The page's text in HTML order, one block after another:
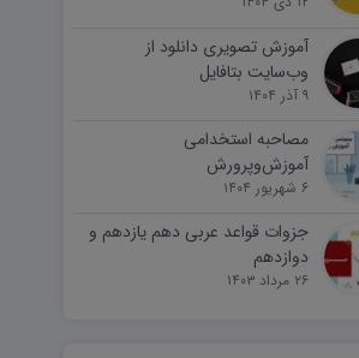
آموزش تصویری دانلود از
وب‌سایت بتافایل
۹ آذر ۱۴۰۴
مصاحبه استخدامی
آموزش‌وپرورش
۶ شهریور ۱۴۰۴
جزوات قواعد عربی دهم یازدهم و
دوازدهم
۲۶ مرداد ۱۴۰۳